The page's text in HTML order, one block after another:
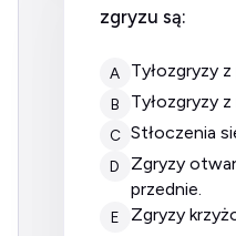
zgryzu są:
A tyłozgryzy
B tyłozgryzy
C stłoczenia
D
zgryzy otwarte częściowe
przednie.
E zgryzy